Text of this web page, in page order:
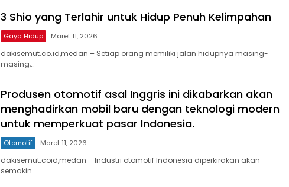
3 Shio yang Terlahir untuk Hidup Penuh Kelimpahan
Gaya Hidup Maret 11, 2026
dakisemut.co.id,medan – Setiap orang memiliki jalan hidupnya masing-
masing,…
Produsen otomotif asal Inggris ini dikabarkan akan
menghadirkan mobil baru dengan teknologi modern
untuk memperkuat pasar Indonesia.
Otomotif Maret 11, 2026
dakisemut.coid,medan – Industri otomotif Indonesia diperkirakan akan
semakin…